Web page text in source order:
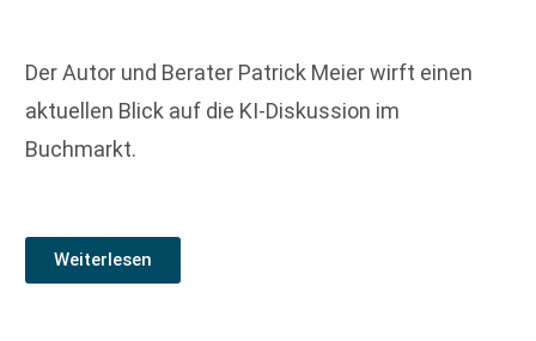
Der Autor und Berater Patrick Meier wirft einen
aktuellen Blick auf die KI-Diskussion im
Buchmarkt.
Weiterlesen